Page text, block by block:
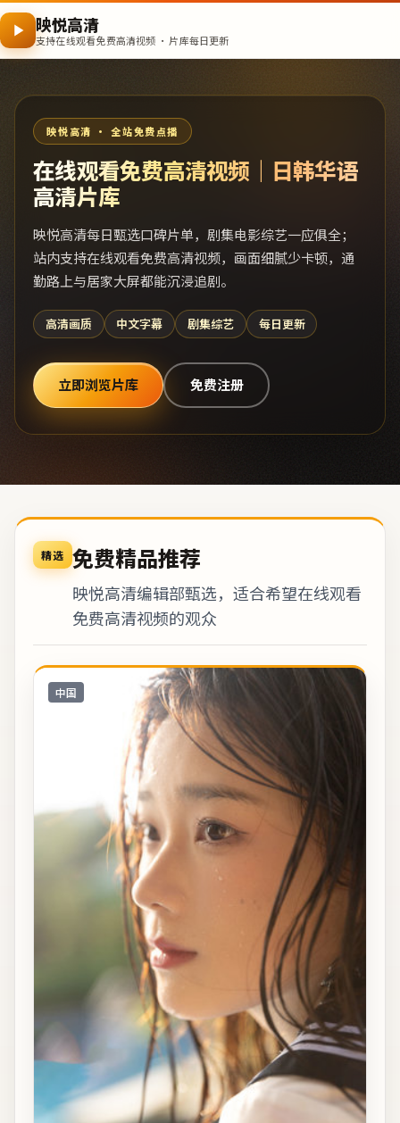
映悦高清
支持在线观看免费高清视频 · 片库每日更新
映悦高清 · 全站免费点播
在线观看免费高清视频｜日韩华语
高清片库
映悦高清每日甄选口碑片单，剧集电影综艺一应俱全；
站内支持在线观看免费高清视频，画面细腻少卡顿，通
勤路上与居家大屏都能沉浸追剧。
高清画质 中文字幕 剧集综艺 每日更新
立即浏览片库 免费注册
精选 免费精品推荐
映悦高清编辑部甄选，适合希望在线观看
免费高清视频的观众
中国